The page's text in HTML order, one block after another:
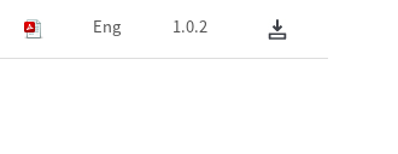
Eng 1.0.2